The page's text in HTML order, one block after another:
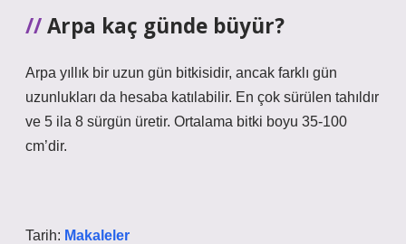
Arpa kaç günde büyür?
Arpa yıllık bir uzun gün bitkisidir, ancak farklı gün
uzunlukları da hesaba katılabilir. En çok sürülen tahıldır
ve 5 ila 8 sürgün üretir. Ortalama bitki boyu 35-100
cm’dir.
Tarih: Makaleler